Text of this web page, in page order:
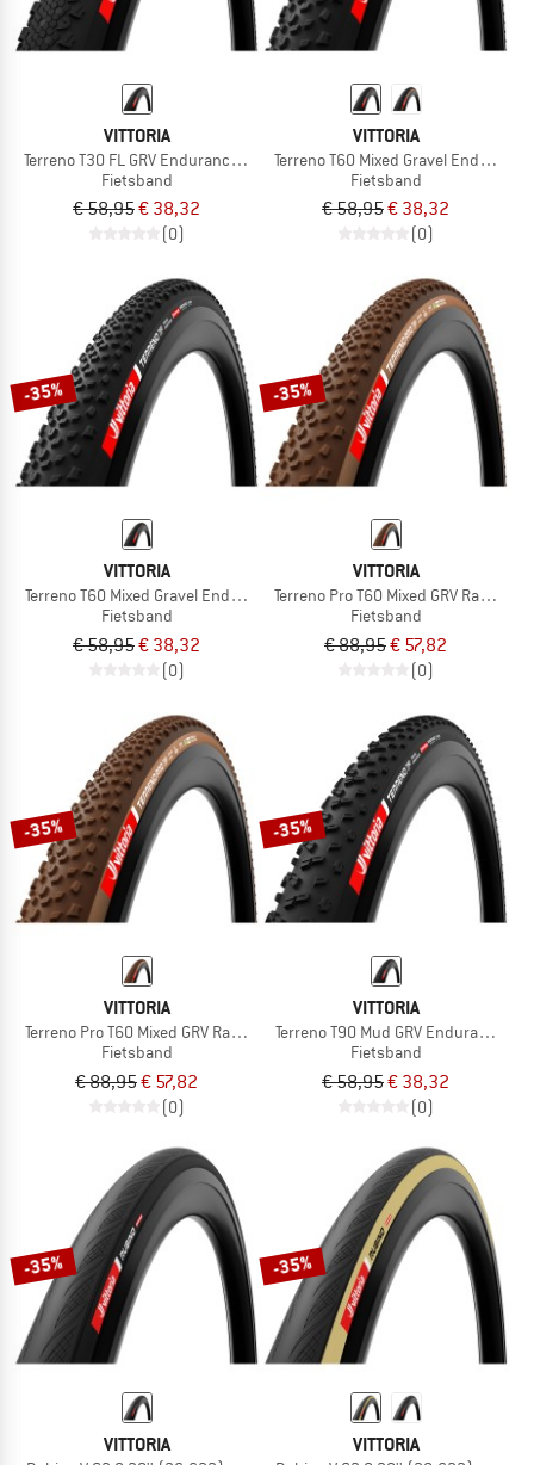
VITTORIA
Terreno T30 FL GRV Endurance 28'' (55-622) Fold.
Fietsband
€ 58,95€ 38,32
(0)
VITTORIA
Terreno T60 Mixed Gravel End.
Fietsband
€ 58,95€ 38,32
(0)
-35%
VITTORIA
Terreno T60 Mixed Gravel End. 28''(45-622) Fold.
Fietsband
€ 58,95€ 38,32
(0)
-35%
VITTORIA
Terreno Pro T60 Mixed GRV Race
Fietsband
€ 88,95€ 57,82
(0)
-35%
VITTORIA
Terreno Pro T60 Mixed GRV Race 28''(40-622) Fold.
Fietsband
€ 88,95€ 57,82
(0)
-35%
VITTORIA
Terreno T90 Mud GRV Endurance
Fietsband
€ 58,95€ 38,32
(0)
-35%
VITTORIA
-35%
VITTORIA